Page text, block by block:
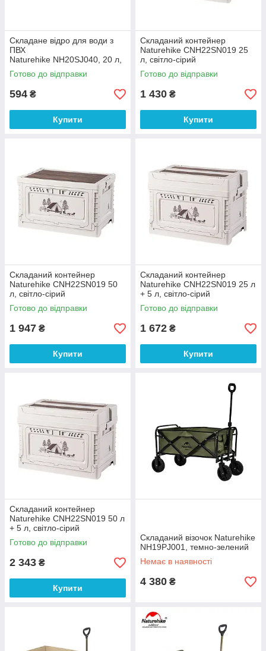
Складане відро для води з
ПВХ
Naturehike NH20SJ040, 20 л,
світло-коричневий
Готово до відправки
594 ₴
Купити
Складаний контейнер
Naturehike CNH22SN019 25
л, світло-сірий
Готово до відправки
1 430 ₴
Купити
Складаний контейнер
Naturehike CNH22SN019 50
л, світло-сірий
Готово до відправки
1 947 ₴
Купити
Складаний контейнер
Naturehike CNH22SN019 25 л
+ 5 л, світло-сірий
Готово до відправки
1 672 ₴
Купити
Складаний контейнер
Naturehike CNH22SN019 50 л
+ 5 л, світло-сірий
Готово до відправки
2 343 ₴
Купити
Складаний візочок Naturehike
NH19PJ001, темно-зелений
Немає в наявності
4 380 ₴